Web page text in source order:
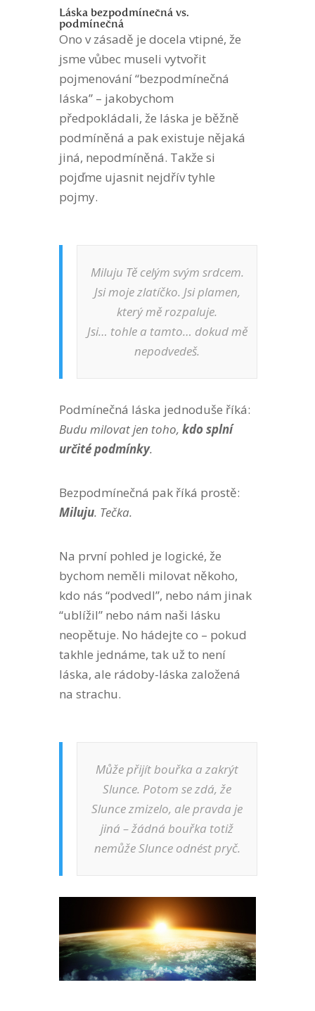
Láska bezpodmínečná vs.
podmínečná
Ono v zásadě je docela vtipné, že
jsme vůbec museli vytvořit
pojmenování “bezpodmínečná
láska” – jakobychom
předpokládali, že láska je běžně
podmíněná a pak existuje nějaká
jiná, nepodmíněná. Takže si
pojďme ujasnit nejdřív tyhle
pojmy.
Miluju Tě celým svým srdcem.
Jsi moje zlatíčko. Jsi plamen,
který mě rozpaluje.
Jsi… tohle a tamto… dokud mě
nepodvedeš.
Podmínečná láska jednoduše říká:
Budu milovat jen toho, kdo splní
určité podmínky.
Bezpodmínečná pak říká prostě:
Miluju. Tečka.
Na první pohled je logické, že
bychom neměli milovat někoho,
kdo nás “podvedl”, nebo nám jinak
“ublížil” nebo nám naši lásku
neopětuje. No hádejte co – pokud
takhle jednáme, tak už to není
láska, ale rádoby-láska založená
na strachu.
Může přijít bouřka a zakrýt
Slunce. Potom se zdá, že
Slunce zmizelo, ale pravda je
jiná – žádná bouřka totiž
nemůže Slunce odnést pryč.